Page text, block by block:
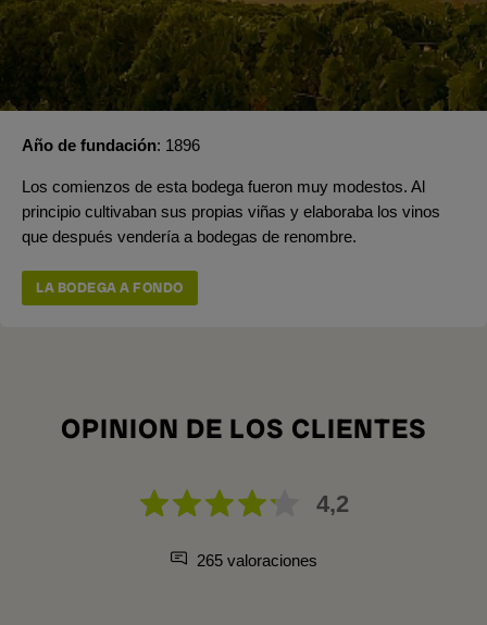
Año de fundación 1896
Los comienzos de esta bodega fueron muy modestos. Al
principio cultivaban sus propias viñas y elaboraba los vinos
que después vendería a bodegas de renombre.
LA BODEGA A FONDO
OPINION DE LOS CLIENTES
4,2
265 valoraciones